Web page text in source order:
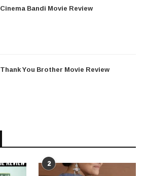
Cinema Bandi Movie Review
Thank You Brother Movie Review
2